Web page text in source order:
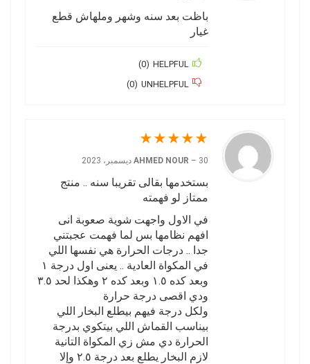
باظت بعد سنه وشهر وملهاش قطع
غيار
HELPFUL
(
0
)
UNHELPFUL
(
0
)
★
★
★
★
★
AHMED NOUR – 30 ديسمبر، 2023
بستخدمها بقالى تقريبا سنه .. منتج
ممتاز لو فهمته
في الاول واجهت شوية صعوبة انى
افهم نظامها بس لما فهمت عجبتني
جدا .. درجات الحرارة هي نفسها اللي
في المكواة العادية .. يعنى اول درجة ١
وبعد كده ١.٥ وبعد كده ٢ وهكذا لحد ٣.٥
ودي اقصى درجة حرارة
ولكل درجة فيهم بيطلع البخار اللي
بيناسب القماش اللي بيتكوي بدرجة
الحرارة دي مش زي المكواة التانية
لازم البخار يطلع بعد درجة ٢.٥ وإلا